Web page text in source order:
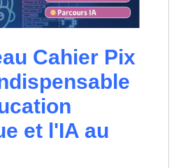
Cahier Pix
et l'IA au